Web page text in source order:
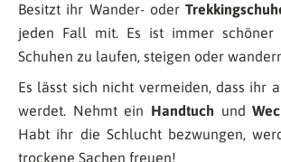
Besitzt ihr Wander- oder
jeden Fall mit. Es ist immer schöner
Schuhen zu laufen, steigen oder
Es lässt sich nicht vermeiden, dass ihr
werdet. Nehmt ein Handtuch und
Habt ihr die Schlucht bezwungen,
trockene Sachen freuen!